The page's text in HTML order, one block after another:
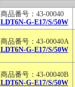
商品番号：43-00040
LDT6N-G-E17/S/50W
商品番号：43-00040A
LDT6N-G-E17/S/50W
商品番号：43-00040B
LDT6N-G-E17/S/50W